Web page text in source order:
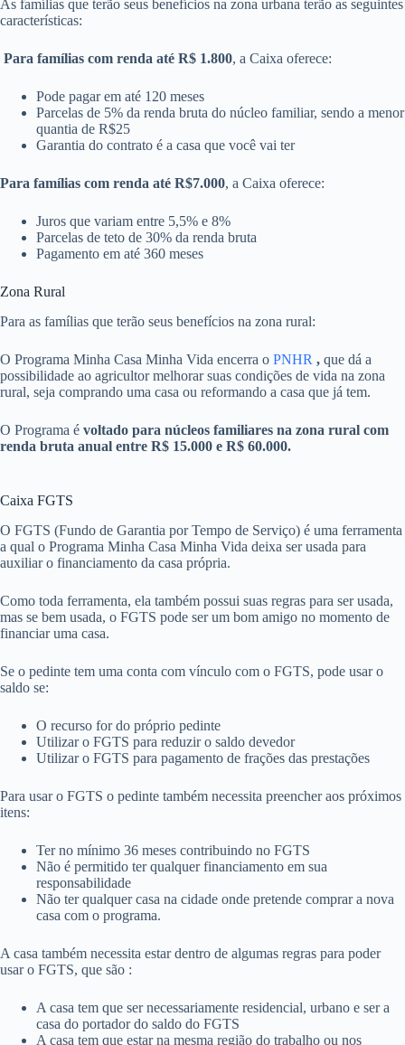
As famílias que terão seus benefícios na zona urbana terão as seguintes
características:
Para famílias com renda até R$ 1.800, a Caixa oferece:
Pode pagar em até 120 meses
Parcelas de 5% da renda bruta do núcleo familiar, sendo a menor
quantia de R$25
Garantia do contrato é a casa que você vai ter
Para famílias com renda até R$7.000, a Caixa oferece:
Juros que variam entre 5,5% e 8%
Parcelas de teto de 30% da renda bruta
Pagamento em até 360 meses
Zona Rural
Para as famílias que terão seus benefícios na zona rural:
O Programa Minha Casa Minha Vida encerra o PNHR , que dá a
possibilidade ao agricultor melhorar suas condições de vida na zona
rural, seja comprando uma casa ou reformando a casa que já tem.
O Programa é voltado para núcleos familiares na zona rural com
renda bruta anual entre R$ 15.000 e R$ 60.000.
Caixa FGTS
O FGTS (Fundo de Garantia por Tempo de Serviço) é uma ferramenta
a qual o Programa Minha Casa Minha Vida deixa ser usada para
auxiliar o financiamento da casa própria.
Como toda ferramenta, ela também possui suas regras para ser usada,
mas se bem usada, o FGTS pode ser um bom amigo no momento de
financiar uma casa.
Se o pedinte tem uma conta com vínculo com o FGTS, pode usar o
saldo se:
O recurso for do próprio pedinte
Utilizar o FGTS para reduzir o saldo devedor
Utilizar o FGTS para pagamento de frações das prestações
Para usar o FGTS o pedinte também necessita preencher aos próximos
itens:
Ter no mínimo 36 meses contribuindo no FGTS
Não é permitido ter qualquer financiamento em sua
responsabilidade
Não ter qualquer casa na cidade onde pretende comprar a nova
casa com o programa.
A casa também necessita estar dentro de algumas regras para poder
usar o FGTS, que são :
A casa tem que ser necessariamente residencial, urbano e ser a
casa do portador do saldo do FGTS
A casa tem que estar na mesma região do trabalho ou nos